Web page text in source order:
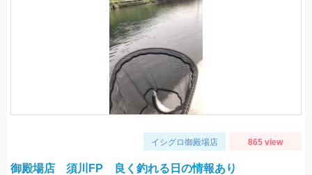
イシグロ御殿場店 865 view
御殿場店 須川FP 良く釣れる日の情報あり